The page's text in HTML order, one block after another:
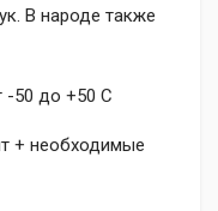
В народе также
-50 до +50 C
+ необходимые